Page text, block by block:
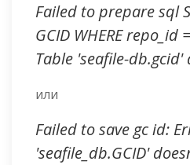
Failed to prepare sql
GCID WHERE repo_id
Table 'seafile-
или
Failed to save gc id:
'seafile_db.GCID'